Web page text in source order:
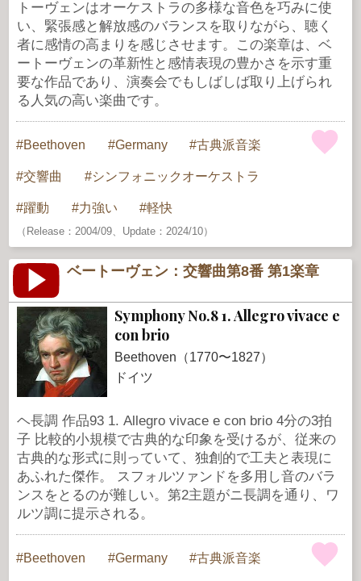
トーヴェンはオーケストラの多様な音色を巧みに使
い、緊張感と解放感のバランスを取りながら、聴く
者に感情の高まりを感じさせます。この楽章は、ベ
ートーヴェンの革新性と感情表現の豊かさを示す重
要な作品であり、演奏会でもしばしば取り上げられ
る人気の高い楽曲です。
Beethoven Germany 古典派音楽
交響曲 シンフォニックオーケストラ
躍動 力強い 軽快
（Release：2004/09、Update：2024/10）
ベートーヴェン：交響曲第8番 第1楽章
Symphony No.8 1. Allegro vivace e
con brio
Beethoven（1770〜1827）
ドイツ
ヘ長調 作品93 1. Allegro vivace e con brio 4分の3拍
子 比較的小規模で古典的な印象を受けるが、従来の
古典的な形式に則っていて、独創的で工夫と表現に
あふれた傑作。 スフォルツァンドを多用し音のバラ
ンスをとるのが難しい。第2主題がニ長調を通り、ワ
ルツ調に提示される。
Beethoven Germany 古典派音楽